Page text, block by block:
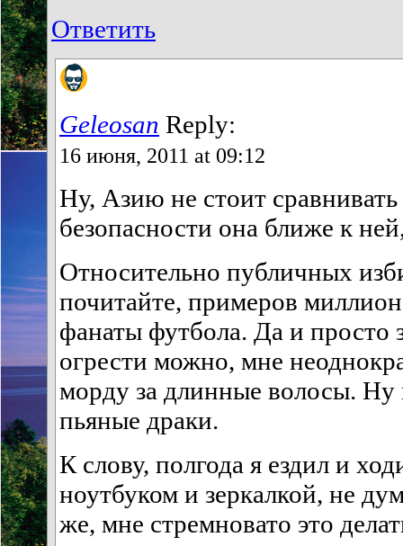
Ответить
Geleosan Reply:
16 июня, 2011 at 09:12
Ну, Азию не стоит
безопасности она ближе к
Относительно публичных
почитайте, примеров
фанаты футбола. Да и просто
огрести можно, мне
морду за длинные волосы. Ну
пьяные драки.
К слову, полгода я ездил и
ноутбуком и зеркалкой, не
же, мне стремновато это